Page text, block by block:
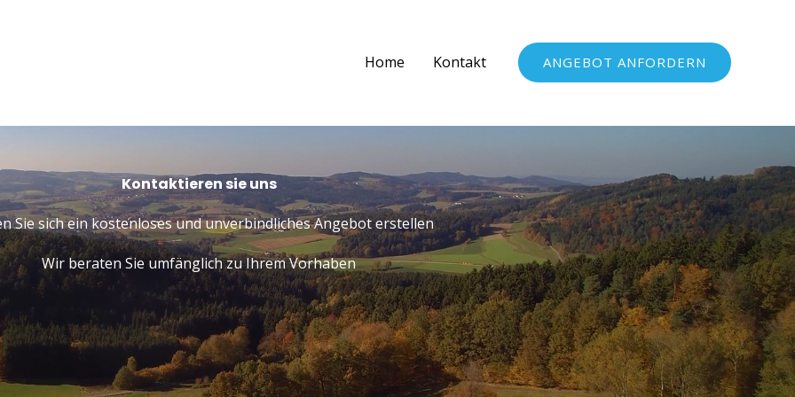
Home Kontakt ANGEBOT ANFORDERN
Kontaktieren sie uns
Sie sich ein kostenloses und unverbindliches Angebot erstellen
Wir beraten Sie umfänglich zu Ihrem Vorhaben